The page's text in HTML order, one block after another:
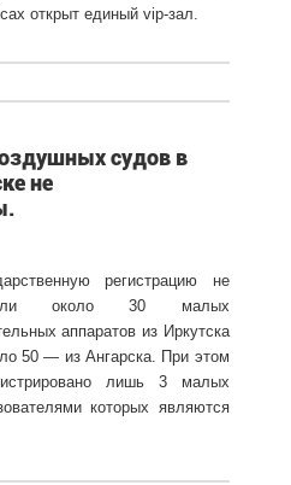
открыт единый vip-зал.
судов в
не
регистрацию не
около 30 малых
аппаратов из Иркутска
50 — из Ангарска. При этом
лишь 3 малых
которых являются